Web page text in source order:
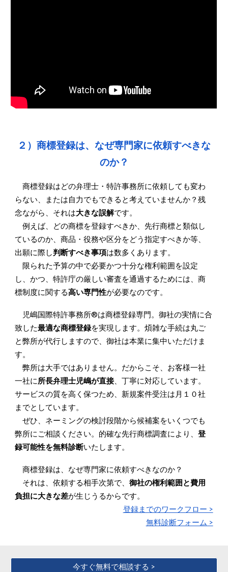
２）商標登録は、なぜ専門家に依頼すべきな
のか？
商標登録はどの弁理士・特許事務所に依頼しても変わ
らない、または自力でもできると考えていませんか？残
念ながら、それは大きな誤解です。
例えば、どの商標を登録すべきか、先行商標と類似し
ているのか、商品・役務や区分をどう指定すべきか等、
出願に際し判断すべき事項は数多くあります。
限られた予算の中で必要かつ十分な権利範囲を設定
し、かつ、特許庁の厳しい審査を通過するためには、商
標制度に関する高い専門性が必要なのです。
児嶋国際特許事務所®︎は商標登録専門。御社の実情に合
致した最適な商標登録を実現します。煩雑な手続は丸ご
と弊所が代行しますので、御社は本業に集中いただけま
す。
弊所は大手ではありません。だからこそ、お客様一社
一社に所長弁理士児嶋が直接 、丁寧に対応しています。
サービスの質を高く保つため、新規案件受注は月１０社
までとしています。
ぜひ、ネーミングの検討段階から候補案をいくつでも
弊所にご相談ください。的確な先行商標調査により、登
録可能性を無料診断いたします。
商標登録は、なぜ専門家に依頼すべきなのか？
それは、依頼する相手次第で、御社の権利範囲と費用
負担に大きな差が生じうるからです。
登録までのワークフロー >
無料診断フォーム >
今すぐ無料で相談する >